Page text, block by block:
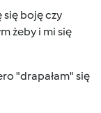
boję czy
żeby i mi się
"drapałam" się